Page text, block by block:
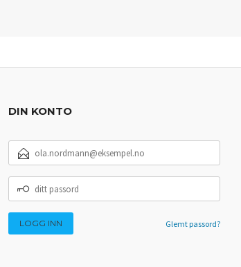
DIN KONTO
POSTADRESSE
PASSORD
Glemt passord?